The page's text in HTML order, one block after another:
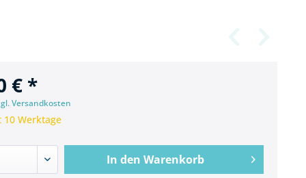
€ *
Versandkosten
Werktage
In den Warenkorb